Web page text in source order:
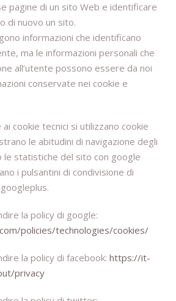
pagine di un sito Web e identificare
di nuovo un sito.
informazioni che identificano
ma le informazioni personali che
all’utente possono essere da noi
conservate nei cookie e
cookie tecnici si utilizzano cookie
le abitudini di navigazione degli
le statistiche del sito con google
i pulsantini di condivisione di
la policy di google:
policies/technologies/cookies/
la policy di facebook: https://it-
privacy